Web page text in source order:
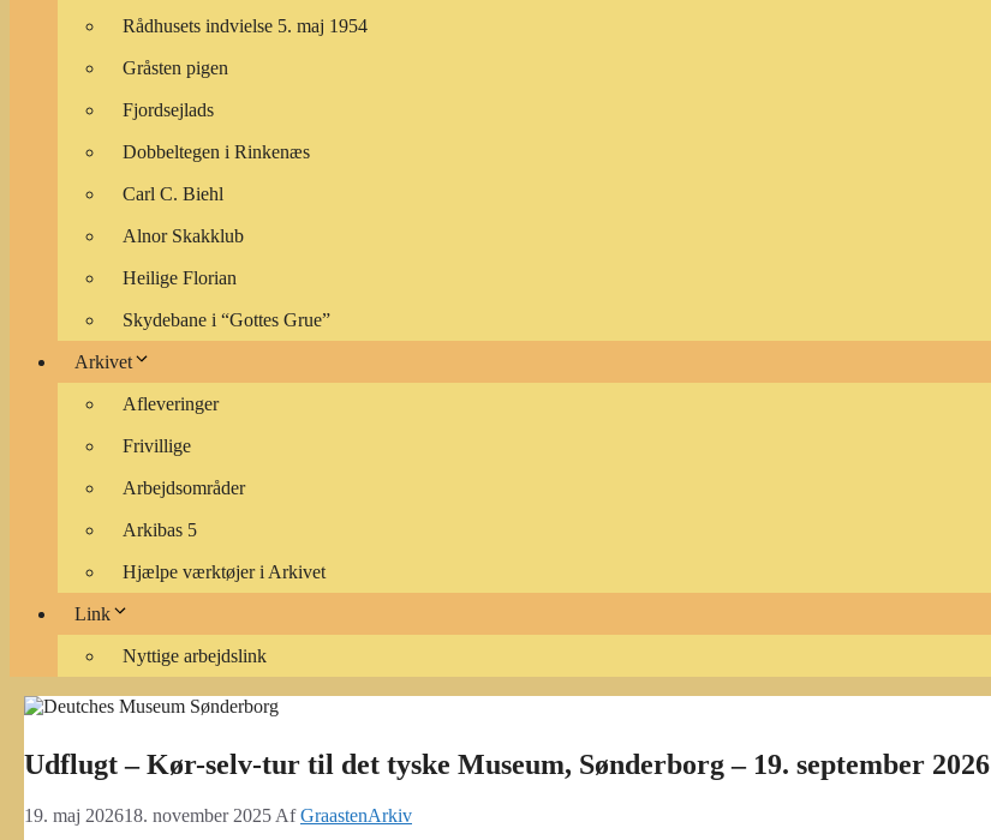
Rådhusets indvielse 5. maj 1954
Gråsten pigen
Fjordsejlads
Dobbeltegen i Rinkenæs
Carl C. Biehl
Alnor Skakklub
Heilige Florian
Skydebane i “Gottes Grue”
Arkivet
Afleveringer
Frivillige
Arbejdsområder
Arkibas 5
Hjælpe værktøjer i Arkivet
Link
Nyttige arbejdslink
Udflugt – Kør-selv-tur til det tyske Museum, Sønderborg – 19. september 2026
19. maj 202618. november 2025 AfGraastenArkiv